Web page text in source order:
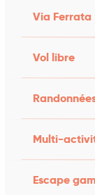
Via Ferrata
Vol libre
Multi-
Escape